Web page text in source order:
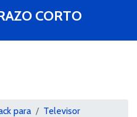
CORTO
para
Televisor